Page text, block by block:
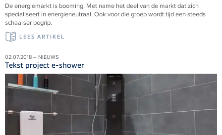
De energiemarkt is booming. Met name het deel van de markt dat zich
specialiseert in energieneutraal. Ook voor die groep wordt tijd een steeds
schaarser begrip.
LEES ARTIKEL
02.07.2018 – NIEUWS
Tekst project e-shower